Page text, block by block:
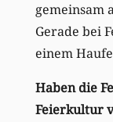
gemeinsam
Gerade bei
einem
Haben die
Feierkultur